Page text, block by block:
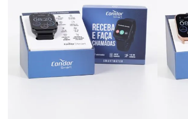
UN
Mormaii
Casio
Gang
Prata
Preto
Rose
Estilo